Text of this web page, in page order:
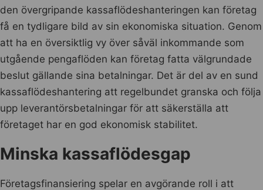
den övergripande kassaflödeshanteringen kan företag
få en tydligare bild av sin ekonomiska situation. Genom
att ha en översiktlig vy över såväl inkommande som
utgående pengaflöden kan företag fatta välgrundade
beslut gällande sina betalningar. Det är del av en sund
kassaflödeshantering att regelbundet granska och följa
upp leverantörsbetalningar för att säkerställa att
företaget har en god ekonomisk stabilitet.
Minska kassaflödesgap
Företagsfinansiering spelar en avgörande roll i att